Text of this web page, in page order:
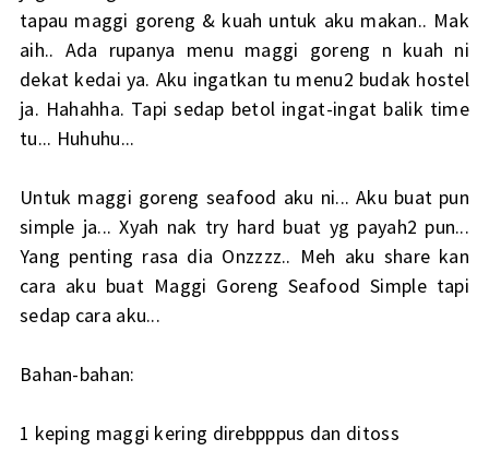
tapau maggi goreng & kuah untuk aku makan.. Mak
aih.. Ada rupanya menu maggi goreng n kuah ni
dekat kedai ya. Aku ingatkan tu menu2 budak hostel
ja. Hahahha. Tapi sedap betol ingat-ingat balik time
tu... Huhuhu...
Untuk maggi goreng seafood aku ni... Aku buat pun
simple ja... Xyah nak try hard buat yg payah2 pun...
Yang penting rasa dia Onzzzz.. Meh aku share kan
cara aku buat Maggi Goreng Seafood Simple tapi
sedap cara aku...
Bahan-bahan:
1 keping maggi kering direbpppus dan ditoss